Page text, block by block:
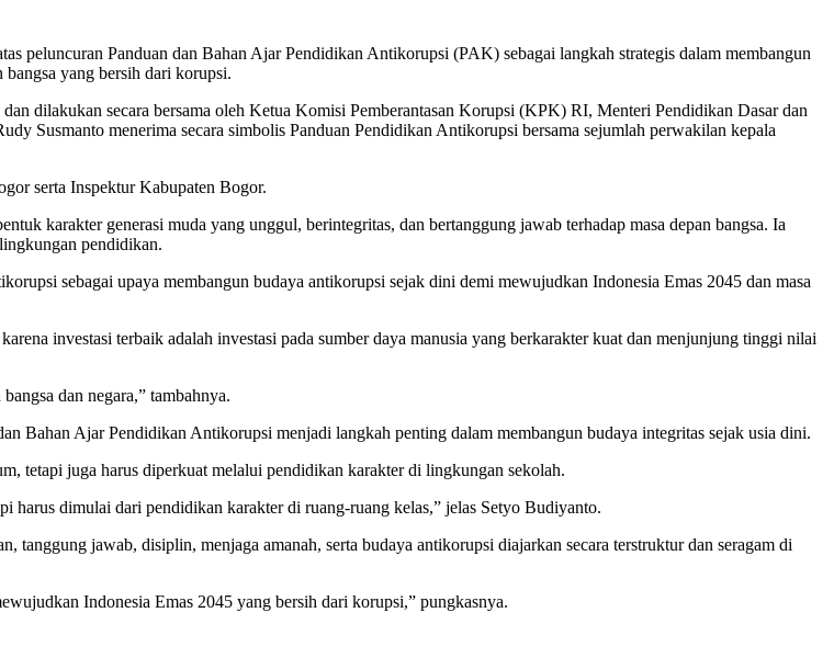
Panduan dan Bahan Ajar Pendidikan Antikorupsi (PAK) sebagai langkah strategis dalam membangun
yang bersih dari korupsi.
dilakukan secara bersama oleh Ketua Komisi Pemberantasan Korupsi (KPK) RI, Menteri Pendidikan Dasar dan
Susmanto menerima secara simbolis Panduan Pendidikan Antikorupsi bersama sejumlah perwakilan kepala
serta Inspektur Kabupaten Bogor.
karakter generasi muda yang unggul, berintegritas, dan bertanggung jawab terhadap masa depan bangsa. Ia
pendidikan.
sebagai upaya membangun budaya antikorupsi sejak dini demi mewujudkan Indonesia Emas 2045 dan masa
investasi terbaik adalah investasi pada sumber daya manusia yang berkarakter kuat dan menjunjung tinggi nilai
dan negara,” tambahnya.
Bahan Ajar Pendidikan Antikorupsi menjadi langkah penting dalam membangun budaya integritas sejak usia dini.
tetapi juga harus diperkuat melalui pendidikan karakter di lingkungan sekolah.
dimulai dari pendidikan karakter di ruang-ruang kelas,” jelas Setyo Budiyanto.
jawab, disiplin, menjaga amanah, serta budaya antikorupsi diajarkan secara terstruktur dan seragam di
Indonesia Emas 2045 yang bersih dari korupsi,” pungkasnya.